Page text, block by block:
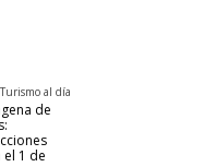
Turismo al día
de
el 1 de